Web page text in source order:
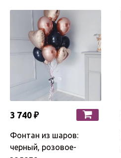
3 740 ₽
Фонтан из шаров:
черный, розовое-